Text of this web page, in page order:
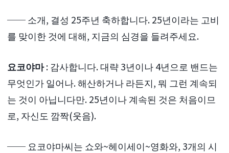
── 소개, 결성 25주년 축하합니다. 25년이라는 고비
를 맞이한 것에 대해, 지금의 심경을 들려주세요.
요코야마: 감사합니다. 대략 3년이나 4년으로 밴드는
무엇인가 일어나. 해산하거나 라든지, 뭐 그런 계속되
는 것이 아닙니다만. 25년이나 계속된 것은 처음이므
로, 자신도 깜짝(웃음).
── 요코야마씨는 쇼와~헤이세이~영화와, 3개의 시